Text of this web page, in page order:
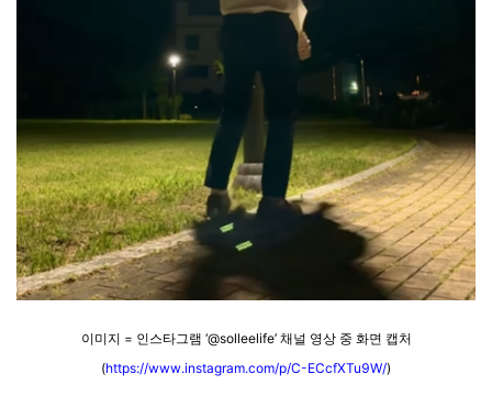
이미지 = 인스타그램 ‘@solleelife’ 채널 영상 중 화면 캡처
(https://www.instagram.com/p/C-ECcfXTu9W/)